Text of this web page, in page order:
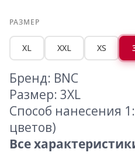
РАЗМЕР
XL XXL XS
Бренд: BNC
Размер: 3XL
Способ нанесения
цветов)
Все